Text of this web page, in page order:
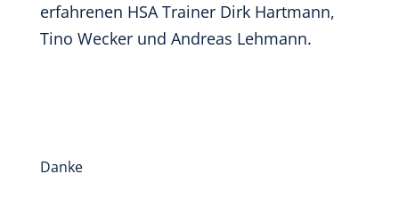
erfahrenen HSA Trainer Dirk Hartmann,
Tino Wecker und Andreas Lehmann.
Danke